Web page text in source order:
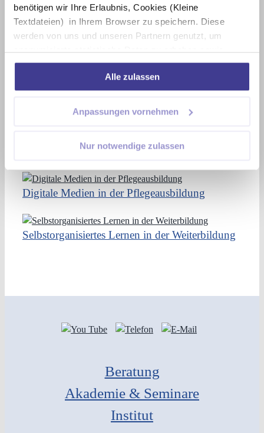
benötigen wir Ihre Erlaubnis, Cookies (Kleine
Textdateien) in Ihrem Browser zu speichern. Diese
werden von uns und unseren Partnern genutzt, um
anonymisierte statistische Daten zu erheben sowie
Nutzungsverhalten nachzuvollziehen. Darüber hinaus
können wir damit unsere Inhalte und Online-Anzeigen
personalisieren und weitere soziale, digitale Interaktionen
anstoßen. Mehr dazu erfahren Sie in unserer
Alle zulassen
Anpassungen vornehmen
Nur notwendige zulassen
Von der Lehr- zur Lernveranstaltung
Lernschwierigkeit oder Lernchance?
Lern- und motivationstheoretische Hintergründe
Gesprächsführung in der Lernprozessbegleitung
Digitale Medien in der Pflegeausbildung
Selbstorganisiertes Lernen in der Weiterbildung
Beratung
Akademie & Seminare
Institut